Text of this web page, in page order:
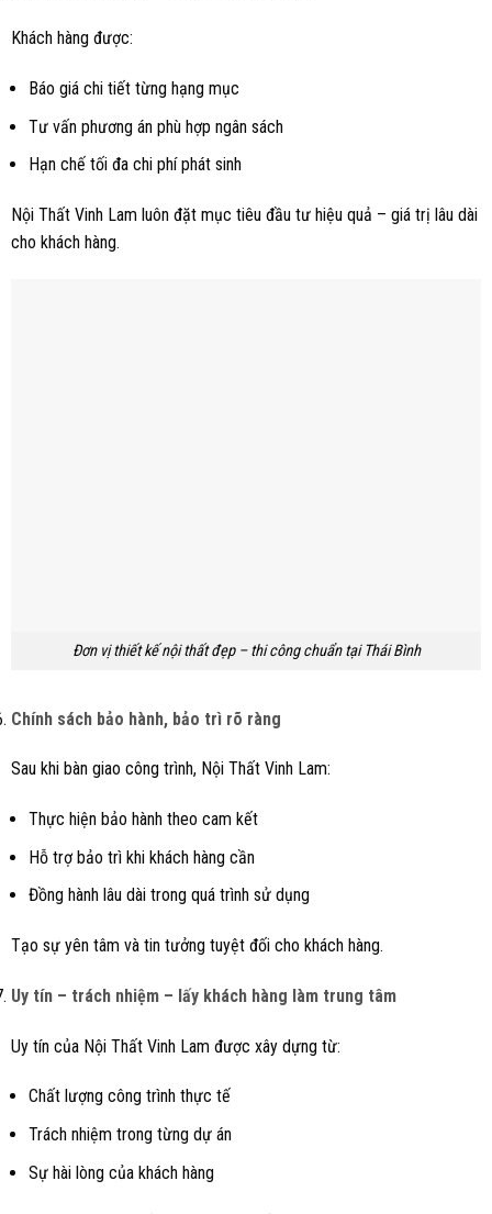
Khách hàng được:
Báo giá chi tiết từng hạng mục
Tư vấn phương án phù hợp ngân sách
Hạn chế tối đa chi phí phát sinh
Nội Thất Vinh Lam luôn đặt mục tiêu đầu tư hiệu quả – giá trị lâu dài
cho khách hàng.
Đơn vị thiết kế nội thất đẹp – thi công chuẩn tại Thái Bình
Chính sách bảo hành, bảo trì rõ ràng
Sau khi bàn giao công trình, Nội Thất Vinh Lam:
Thực hiện bảo hành theo cam kết
Hỗ trợ bảo trì khi khách hàng cần
Đồng hành lâu dài trong quá trình sử dụng
Tạo sự yên tâm và tin tưởng tuyệt đối cho khách hàng.
Uy tín – trách nhiệm – lấy khách hàng làm trung tâm
Uy tín của Nội Thất Vinh Lam được xây dựng từ:
Chất lượng công trình thực tế
Trách nhiệm trong từng dự án
Sự hài lòng của khách hàng